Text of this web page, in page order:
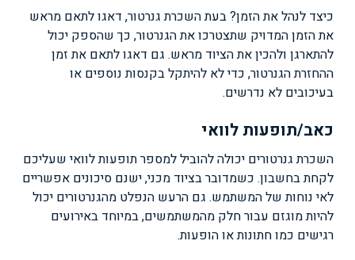
כיצד לנהל את הזמן? בעת השכרת גנרטור, דאגו לתאם מראש
את הזמן המדויק שתצטרכו את הגנרטור, כך שהספק יכול
להתארגן ולהכין את הציוד מראש. גם דאגו לתאם את זמן
ההחזרת הגנרטור, כדי לא להיתקל בקנסות נוספים או
בעיכובים לא נדרשים.
כאב/תופעות לוואי
השכרת גנרטורים יכולה להוביל למספר תופעות לוואי שעליכם
לקחת בחשבון. כשמדובר בציוד מכני, ישנם סיכונים אפשריים
לאי נוחות של המשתמש. גם הרעש הנפלט מהגנרטורים יכול
להיות מוגזם עבור חלק מהמשתמשים, במיוחד באירועים
רגישים כמו חתונות או הופעות.